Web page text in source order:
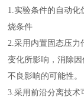
1.实验条件的自动
烧条件
2.采用内置固态压力
变化所影响，消除
不良影响的可能性。
3.采用前沿分离技术